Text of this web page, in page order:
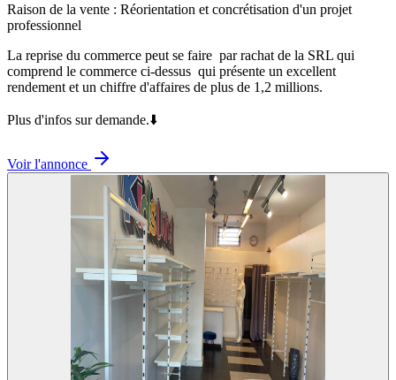
Raison de la vente : Réorientation et concrétisation d'un projet
professionnel
La reprise du commerce peut se faire par rachat de la SRL qui
comprend le commerce ci-dessus qui présente un excellent
rendement et un chiffre d'affaires de plus de 1,2 millions.
Plus d'infos sur demande.⬇️
Voir l'annonce